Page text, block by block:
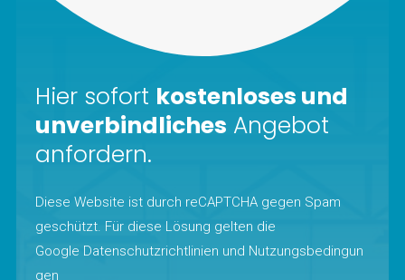
Hier sofort kostenloses und
unverbindliches Angebot
anfordern.
Diese Website ist durch reCAPTCHA gegen Spam
geschützt. Für diese Lösung gelten die
Google Datenschutzrichtlinien und Nutzungsbedingun
gen